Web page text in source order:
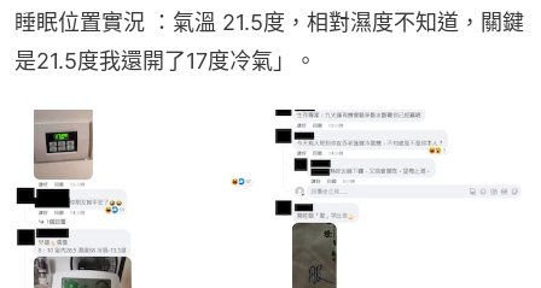
睡眠位置實況 ：氣溫 21.5度，相對濕度不知道，關鍵
是21.5度我還開了17度冷氣」。